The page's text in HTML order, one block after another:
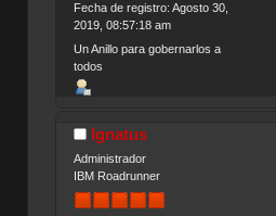
Fecha de registro: Agosto 30,
2019, 08:57:18 am
Un Anillo para gobernarlos a
todos
Ignatus
Administrador
IBM Roadrunner